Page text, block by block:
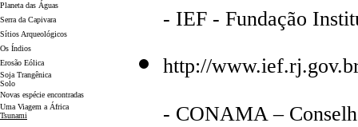
Planeta das Águas
Serra da Capivara
Sítios Arqueológicos
Os Índios
Erosão Eólica
Soja Trangênica
Solo
Novas espécie encontradas
Uma Viagem a África
Tsunami
- IEF - Fundação
http://
- CONAMA –